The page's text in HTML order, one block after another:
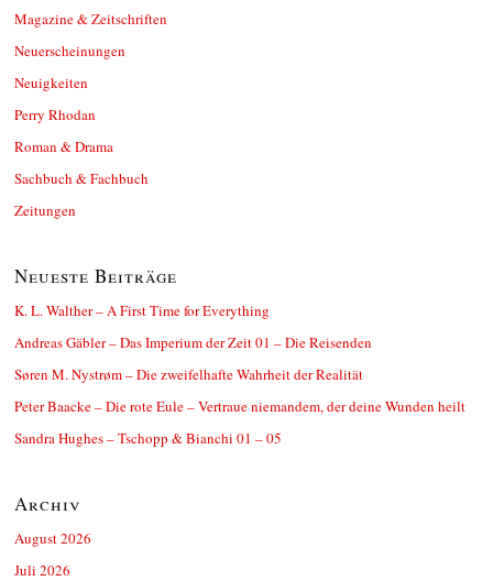
Magazine & Zeitschriften
Neuerscheinungen
Neuigkeiten
Perry Rhodan
Roman & Drama
Sachbuch & Fachbuch
Zeitungen
Neueste Beiträge
K. L. Walther – A First Time for Everything
Andreas Gäbler – Das Imperium der Zeit 01 – Die Reisenden
Søren M. Nystrøm – Die zweifelhafte Wahrheit der Realität
Peter Baacke – Die rote Eule – Vertraue niemandem, der deine Wunden heilt
Sandra Hughes – Tschopp & Bianchi 01 – 05
Archiv
August 2026
Juli 2026